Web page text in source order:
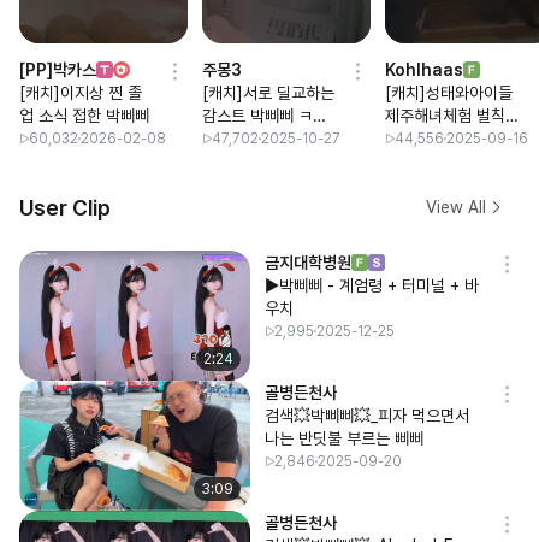
[PP]박카스
[캐치]이지상 찐 졸
업 소식 접한 박삐삐
60,032 2026-02-08
주몽3
[캐치]서로 딜교하는
감스트 박삐삐 ㅋㅋ
ㅋㅋ
47,702 2025-10-27
Kohlhaas
[캐치]성태와아이들
제주해녀체험 벌칙
하러 와씀다
44,556 2025-09-16
User Clip View All
2:24
금지대학병원
▶박삐삐 - 계엄령 + 터미널 + 바
우치
2,995 2025-12-25
3:09
골병든천사
검색💥박삐삐💥_피자 먹으면서
나는 반딧불 부르는 삐삐
2,846 2025-09-20
골병든천사